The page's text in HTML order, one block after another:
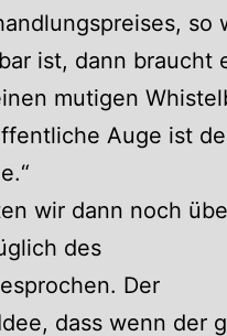
so
ist, dann braucht
mutigen
Auge ist
wir dann noch
des
Der
dass wenn der